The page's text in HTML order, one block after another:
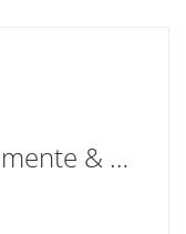
Civilizații. Câteva evenimente & ouăle